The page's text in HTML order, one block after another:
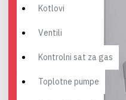
Kotlovi
Ventili
Kontrolni sat za gas
Toplotne pumpe